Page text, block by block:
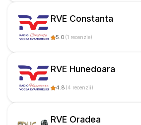
RVE Constanta
5.0 (1 recenzie)
RVE Hunedoara
4.8 (4 recenzii)
RVE Oradea